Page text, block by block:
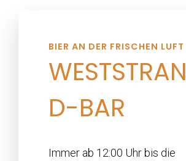
BIER AN DER FRISCHEN LUFT
WESTSTRAN
D-BAR
Immer ab 12:00 Uhr bis die